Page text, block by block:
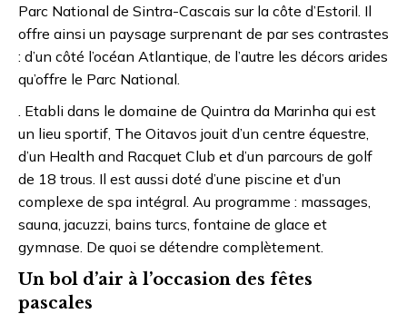
Parc National de Sintra-Cascais sur la côte d’Estoril. Il
offre ainsi un paysage surprenant de par ses contrastes
: d’un côté l’océan Atlantique, de l’autre les décors arides
qu’offre le Parc National.
. Etabli dans le domaine de Quintra da Marinha qui est
un lieu sportif, The Oitavos jouit d’un centre équestre,
d’un Health and Racquet Club et d’un parcours de golf
de 18 trous. Il est aussi doté d’une piscine et d’un
complexe de spa intégral. Au programme : massages,
sauna, jacuzzi, bains turcs, fontaine de glace et
gymnase. De quoi se détendre complètement.
Un bol d’air à l’occasion des fêtes
pascales